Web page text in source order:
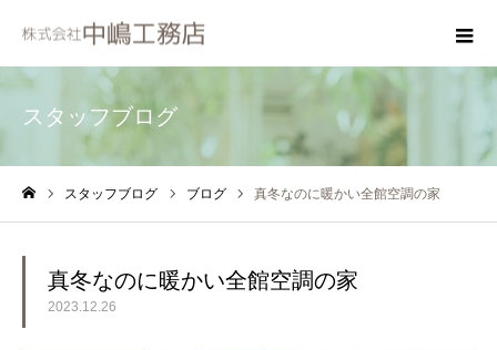
スタッフブログ
スタッフブログ ブログ 真冬なのに暖かい全館空調の家
真冬なのに暖かい全館空調の家
2023.12.26